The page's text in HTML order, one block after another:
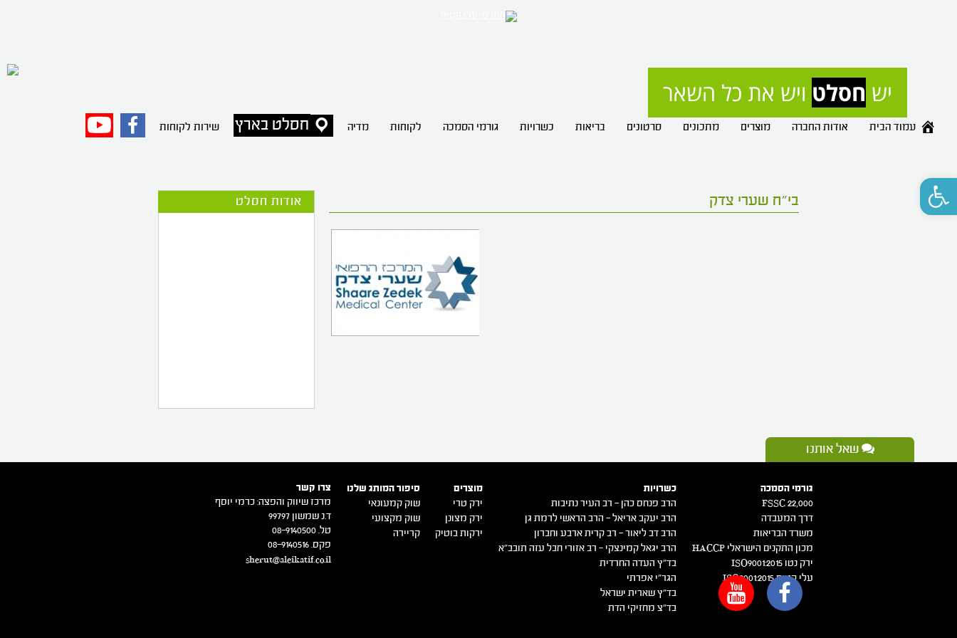
פתח סרגל נגישות
יש חסלט ויש את כל השאר
עמוד הבית אודות החברה מוצרים מתכונים סרטונים בריאות כשרויות גורמי הסמכה לקוחות מדיה חסלט בארץ שירות לקוחות פייסבוק
אודות חסלט בי"ח שערי צדק
שאל אותנו
גורמי הסמכה
FSSC 22,000
דרך המעבדה
משרד הבריאות
מכון התקנים הישראלי HACCP
ירק נטו 2015:ISO9001
עלי קטיף 2015:ISO9001
כשרויות
הרב פנחס כהן – רב העיר נתיבות
הרב יעקב אריאל – הרב הראשי לרמת גן
הרב דב ליאור – רב קרית ארבע וחברון
הרב יגאל קמינצקי – רב אזורי חבל עזה תובב"א
בד"ץ העדה החרדית
הגר"י אפרתי
בד"ץ שארית ישראל
בד"צ מחזיקי הדת
מוצרים
ירק טרי
ירק מצונן
ירקות בוטיק
סיפור המותג שלנו
שוק קמעונאי
שוק מקצועי
קריירה
צרו קשר
מרכז שיווק והפצה: כרמי יוסף
ד.נ שמשון 99797
טל. 08-9140500
פקס. 08-9140516
sherut@aleikatif.co.il